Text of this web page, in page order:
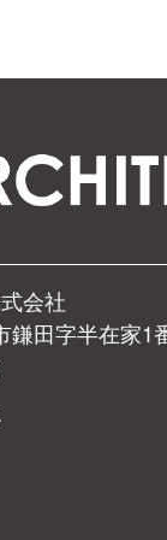
会社
鎌田字半在家1